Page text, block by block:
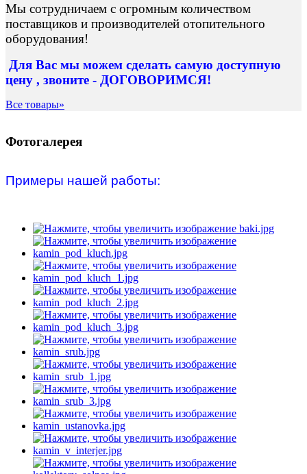
Мы сотрудничаем с огромным количеством
поставщиков и производителей отопительного
оборудования!
Для Вас мы можем сделать самую доступную
цену , звоните - ДОГОВОРИМСЯ!
Все товары»
Фотогалерея
Примеры нашей работы: